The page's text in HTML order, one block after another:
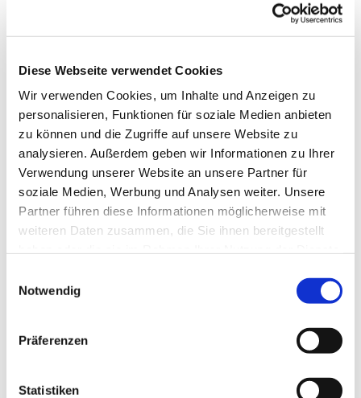
Diese Webseite verwendet Cookies
Wir verwenden Cookies, um Inhalte und Anzeigen zu
personalisieren, Funktionen für soziale Medien anbieten
zu können und die Zugriffe auf unsere Website zu
analysieren. Außerdem geben wir Informationen zu Ihrer
Verwendung unserer Website an unsere Partner für
soziale Medien, Werbung und Analysen weiter. Unsere
Partner führen diese Informationen möglicherweise mit
weiteren Daten zusammen, die Sie ihnen bereitgestellt
Notwendig
Präferenzen
Statistiken
Frankenwall 7, 18439 Stralsund